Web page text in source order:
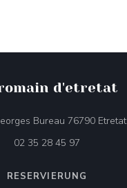
d'etretat
Bureau 76790 Etretat
02 35 28 45 97
RESERVIERUNG